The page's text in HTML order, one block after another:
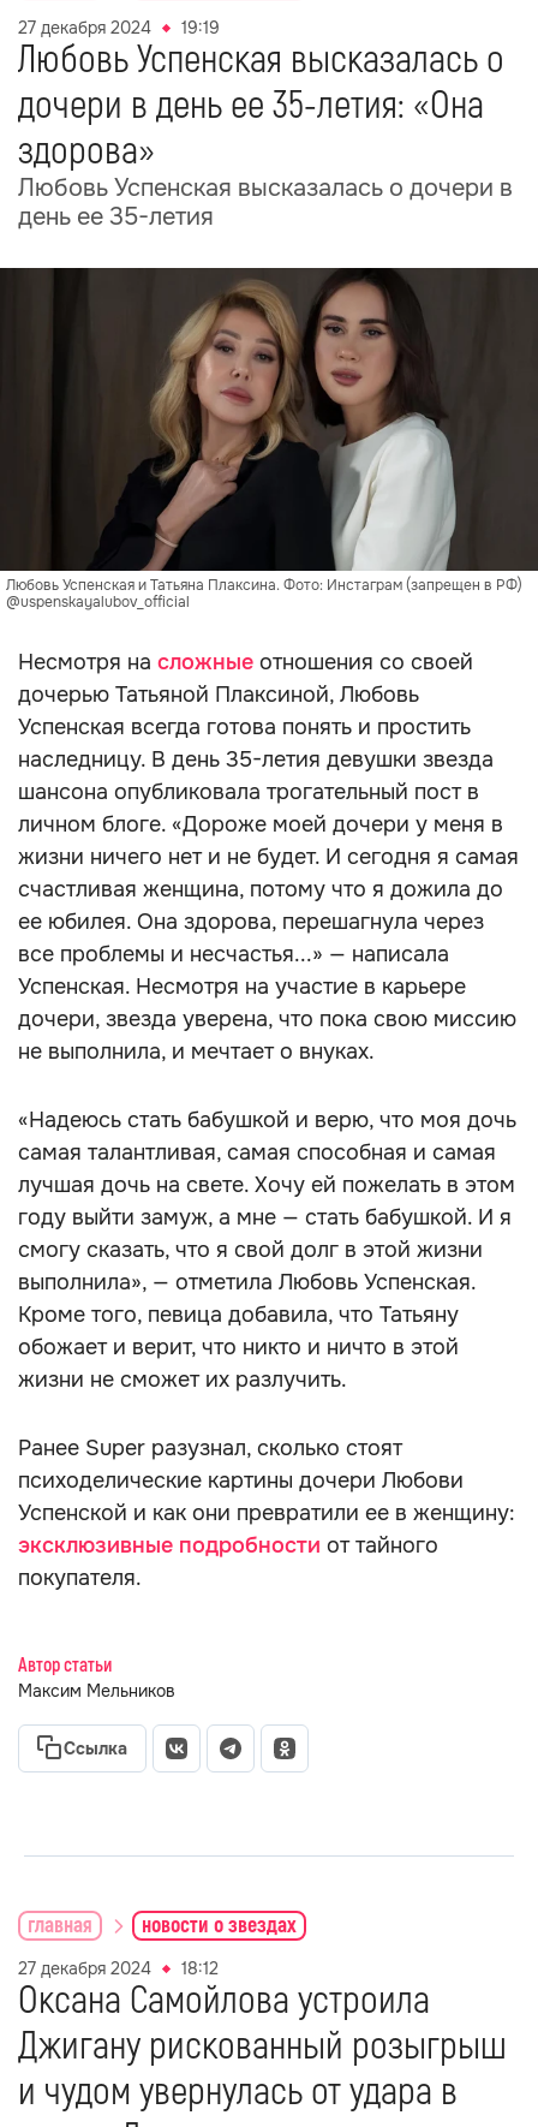
27 декабря 2024 19:19
Любовь Успенская высказалась о
дочери в день ее 35-летия: «Она
здорова»
Любовь Успенская высказалась о дочери в
день ее 35-летия
Любовь Успенская и Татьяна Плаксина. Фото: Инстаграм (запрещен в РФ)
@uspenskayalubov_official
Несмотря на сложные отношения со своей
дочерью Татьяной Плаксиной, Любовь
Успенская всегда готова понять и простить
наследницу. В день 35-летия девушки звезда
шансона опубликовала трогательный пост в
личном блоге. «Дороже моей дочери у меня в
жизни ничего нет и не будет. И сегодня я самая
счастливая женщина, потому что я дожила до
ее юбилея. Она здорова, перешагнула через
все проблемы и несчастья...» — написала
Успенская. Несмотря на участие в карьере
дочери, звезда уверена, что пока свою миссию
не выполнила, и мечтает о внуках.
«Надеюсь стать бабушкой и верю, что моя дочь
самая талантливая, самая способная и самая
лучшая дочь на свете. Хочу ей пожелать в этом
году выйти замуж, а мне — стать бабушкой. И я
смогу сказать, что я свой долг в этой жизни
выполнила», — отметила Любовь Успенская.
Кроме того, певица добавила, что Татьяну
обожает и верит, что никто и ничто в этой
жизни не сможет их разлучить.
Ранее Super разузнал, сколько стоят
психоделические картины дочери Любови
Успенской и как они превратили ее в женщину:
эксклюзивные подробности от тайного
покупателя.
Автор статьи
Максим Мельников
Ссылка
главная новости о звездах
27 декабря 2024 18:12
Оксана Самойлова устроила
Джигану рискованный розыгрыш
и чудом увернулась от удара в